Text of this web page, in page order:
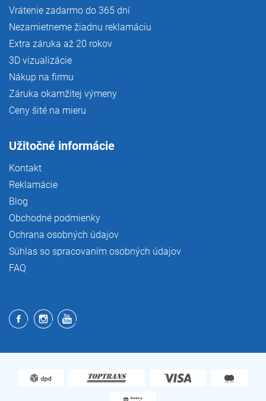
Vrátenie zadarmo do 365 dní
Nezamietneme žiadnu reklamáciu
Extra záruka až 20 rokov
3D vizualizácie
Nákup na firmu
Záruka okamžitej výmeny
Ceny šité na mieru
Užitočné informácie
Kontakt
Reklamácie
Blog
Obchodné podmienky
Ochrana osobných údajov
Súhlas so spracovaním osobných údajov
FAQ